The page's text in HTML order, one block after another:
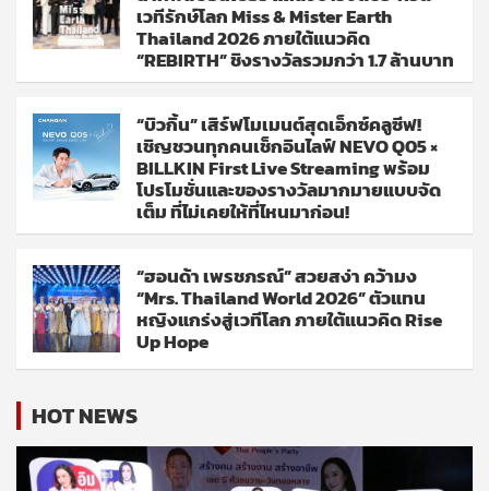
เวทีรักษ์โลก Miss & Mister Earth
Thailand 2026 ภายใต้แนวคิด
“REBIRTH” ชิงรางวัลรวมกว่า 1.7 ล้านบาท
“บิวกิ้น” เสิร์ฟโมเมนต์สุดเอ็กซ์คลูซีฟ!
เชิญชวนทุกคนเช็กอินไลฟ์ NEVO Q05 ×
BILLKIN First Live Streaming พร้อม
โปรโมชั่นและของรางวัลมากมายแบบจัด
เต็ม ที่ไม่เคยให้ที่ไหนมาก่อน!
“ฮอนด้า เพรชภรณ์” สวยสง่า คว้ามง
“Mrs. Thailand World 2026” ตัวแทน
หญิงแกร่งสู่เวทีโลก ภายใต้แนวคิด Rise
Up Hope
HOT NEWS